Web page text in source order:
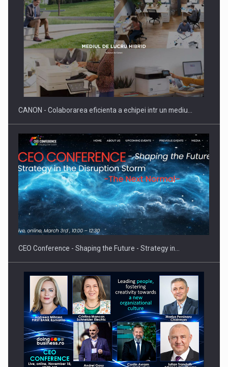
SAPTE PERSONALITATI DIN MEDIUL DE AFACERI, ACADEMIC
SI INSTITUTIONAL…
Hard Enduro Piatra Craiului 2026, fueled by benzinariile RO…
CANON - Colaborarea eficienta a echipei intr un mediu…
CEO Conference - Shaping the Future - Strategy in…